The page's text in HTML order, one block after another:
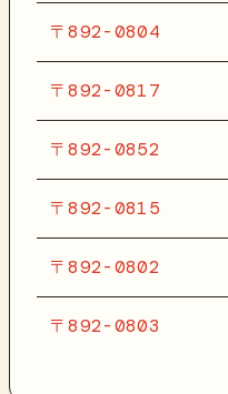
〒892-0804
〒892-0817
〒892-0852
〒892-0815
〒892-0802
〒892-0803